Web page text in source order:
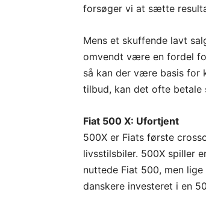
forsøger vi at sætte
Mens et skuffende lavt
omvendt være en fordel
så kan der være basis for
tilbud, kan det ofte
Fiat 500 X: Ufortjent
500X er Fiats første
livsstilsbiler. 500X spiller
nuttede Fiat 500, men
danskere investeret i en